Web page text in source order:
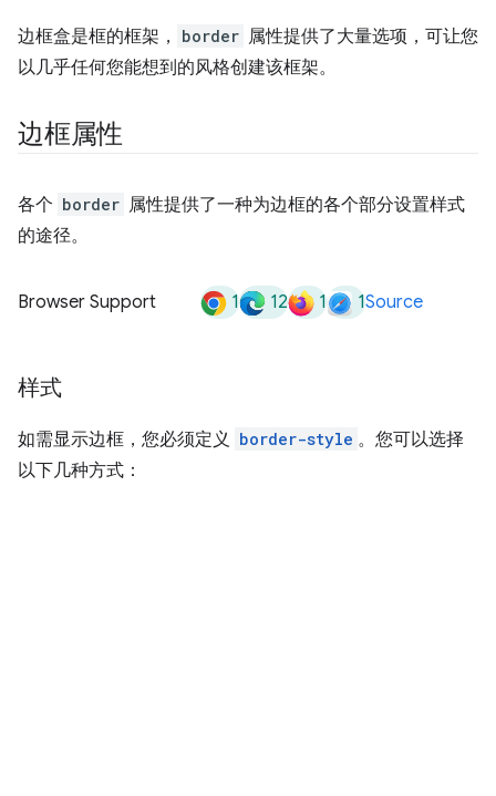
边框盒是框的框架， border 属性提供了大量选项，可让您
以几乎任何您能想到的风格创建该框架。
边框属性
各个 border 属性提供了一种为边框的各个部分设置样式
的途径。
Browser Support 1 12 1 1Source
样式
如需显示边框，您必须定义 border-style 。您可以选择
以下几种方式：